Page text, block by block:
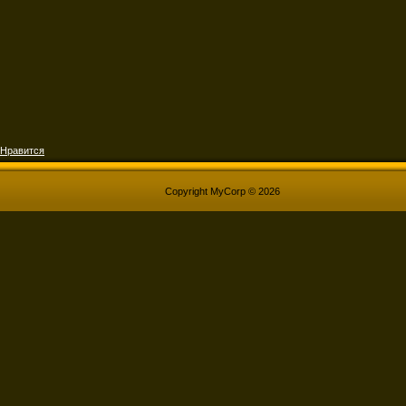
Нравится
Copyright MyCorp © 2026